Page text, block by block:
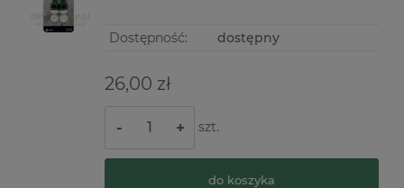
Dostępność: dostępny
26,00 zł
- + szt.
do koszyka